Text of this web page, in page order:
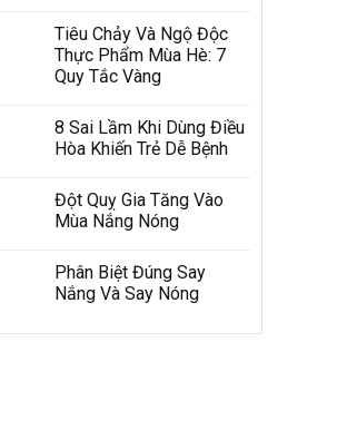
Tiêu Chảy Và Ngộ Độc
Thực Phẩm Mùa Hè: 7
Quy Tắc Vàng
8 Sai Lầm Khi Dùng Điều
Hòa Khiến Trẻ Dễ Bệnh
Đột Quỵ Gia Tăng Vào
Mùa Nắng Nóng
Phân Biệt Đúng Say
Nắng Và Say Nóng